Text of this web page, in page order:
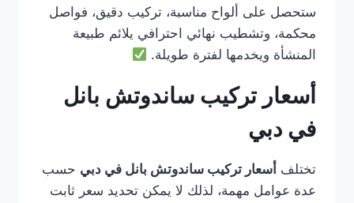
ستحصل على ألواح مناسبة، تركيب دقيق، فواصل
محكمة، وتشطيب نهائي احترافي يلائم طبيعة
المنشأة ويخدمها لفترة طويلة.
أسعار تركيب ساندوتش بانل
في دبي
تختلف أسعار تركيب ساندوتش بانل في دبي حسب
عدة عوامل مهمة، لذلك لا يمكن تحديد سعر ثابت